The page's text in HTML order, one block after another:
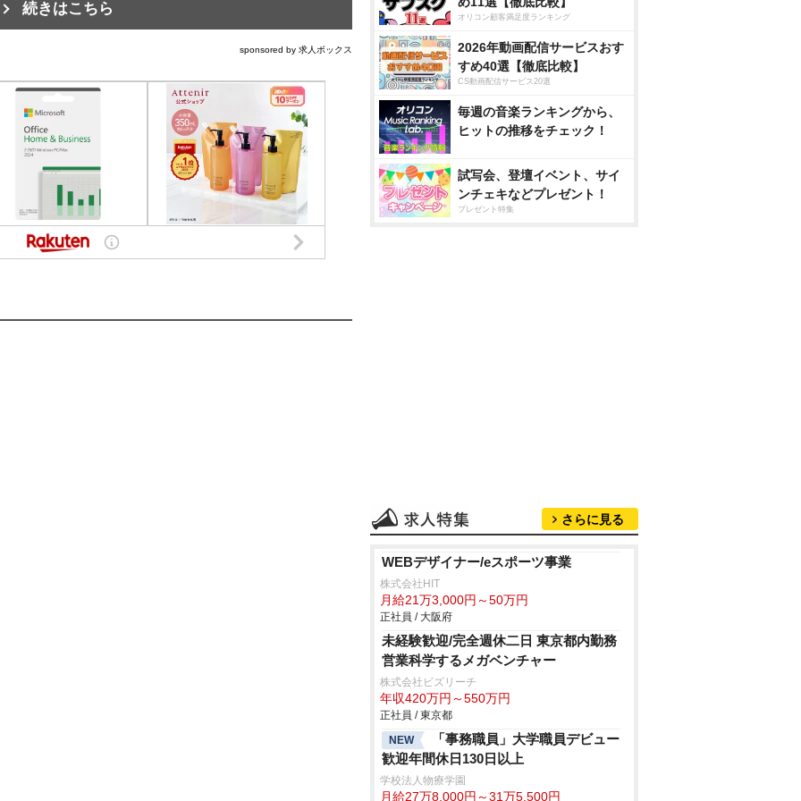
続きはこちら
sponsored by 求人ボックス
オリコン顧客満足度ランキング
2026年動画配信サービスおす
すめ40選【徹底比較】
CS動画配信サービス20選
毎週の音楽ランキングから、
ヒットの推移をチェック！
試写会、登壇イベント、サイ
ンチェキなどプレゼント！
プレゼント特集
さらに見る
WEBデザイナー/eスポーツ事業
株式会社HIT
月給21万3,000円～50万円
正社員 / 大阪府
未経験歓迎/完全週休二日 東京都内勤務
営業科学するメガベンチャー
株式会社ビズリーチ
年収420万円～550万円
正社員 / 東京都
NEW
「事務職員」大学職員デビュー
歓迎年間休日130日以上
学校法人物療学園
月給27万8,000円～31万5,500円